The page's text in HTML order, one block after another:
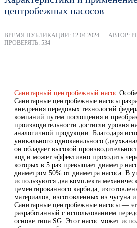
центробежных насосов
ВРЕМЯ ПУБЛИКАЦИИ: 12.04 2024
АВТОР:
ПРОВЕРЯТЬ: 534
Санитарный центробежный насос
Санитарные центробежные насосы
внедрения передовых технологий
компаний путем поглощения и
производительности достигли уровня
аналогичной продукции. Благодаря
уникального одноканального
он обладает высокой
вод и может эффективно проходить
которых в 5 раз превышает диаметр
диаметром 50% от диаметра насоса. В
используются два комплекта
цементированного карбида,
материалов, изготовленных из чугуна
Санитарные центробежные насосы —
разработанный с использованием
основе типа SG. Этот насос может